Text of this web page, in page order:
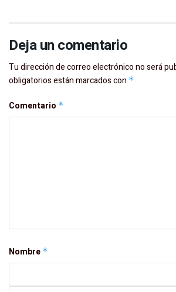
Deja un comentario
Tu dirección de correo electrónico no será
obligatorios están marcados con *
Comentario *
Nombre *